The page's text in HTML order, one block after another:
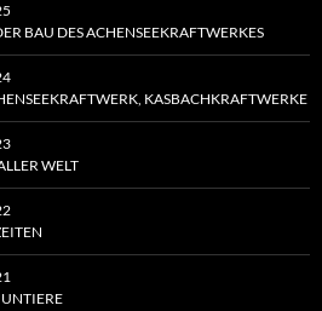
BAU DES ACHENSEEKRAFTWERKES
KASBACHKRAFTWERKE
WELT